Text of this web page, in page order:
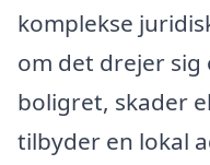
komplekse
om det drejer
boligret, skader
tilbyder en lokal